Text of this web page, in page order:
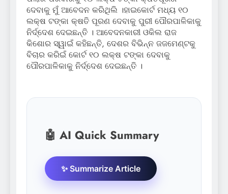
ଦେବାକୁ ମୁଁ ଆବେଦନ କରିଥିଲି ।ହାଇକୋର୍ଟ ମଧ୍ୟ ୧୦
ଲକ୍ଷ ଟଙ୍କା କ୍ଷତି ପୂରଣ ଦେବାକୁ ପୁରୀ ପୌରପାଳିକାକୁ
ନିର୍ଦ୍ଦେଶ ଦେଇଛନ୍ତି । ଆବେଦନକାରୀ ଓକିଲ ରାଜ
କିଶୋର ସ୍ୱାଇଁ କହିଛନ୍ତି, ଦେଶର ବିଭିନ୍ନ ଜଜମେଣ୍ଟକୁ
ବିଚାର କରିଇଁ କୋର୍ଟ ୧୦ ଲକ୍ଷ ଟଙ୍କା ଦେବାକୁ
ପୌରପାଳିକାକୁ ନିର୍ଦ୍ଦେଶ ଦେଇଛନ୍ତି ।
🤖 AI Quick Summary
✨ Summarize Article